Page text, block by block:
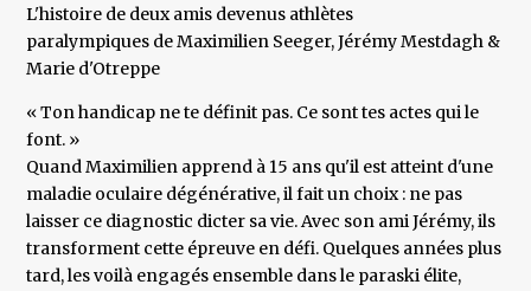
L'histoire de deux amis devenus athlètes
paralympiques de Maximilien Seeger, Jérémy Mestdagh &
Marie d'Otreppe
« Ton handicap ne te définit pas. Ce sont tes actes qui le
font. »
Quand Maximilien apprend à 15 ans qu'il est atteint d'une
maladie oculaire dégénérative, il fait un choix : ne pas
laisser ce diagnostic dicter sa vie. Avec son ami Jérémy, ils
transforment cette épreuve en défi. Quelques années plus
tard, les voilà engagés ensemble dans le paraski élite,